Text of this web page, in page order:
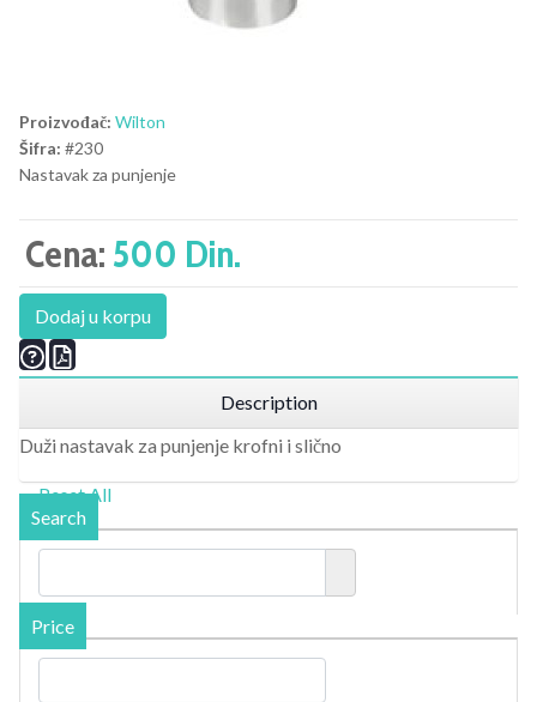
Proizvođač: Wilton
Šifra: #230
Nastavak za punjenje
Cena: 500 Din.
Dodaj u korpu
Description
Duži nastavak za punjenje krofni i slično
Reset All
Search
Price